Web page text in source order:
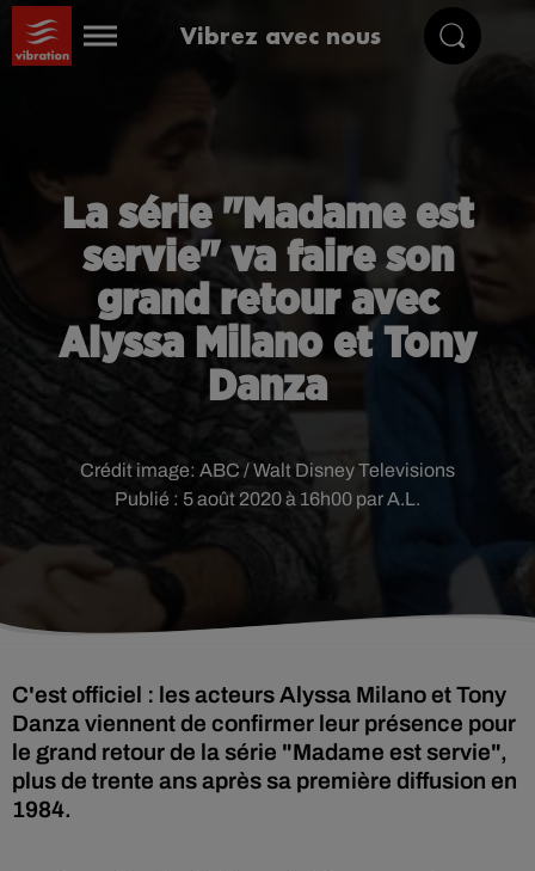
Vibrez avec nous
La série "Madame est
servie" va faire son
grand retour avec
Alyssa Milano et Tony
Danza
Publié : 5 août 2020 à 16h00 par A.L.
Crédit image: ABC / Walt Disney Televisions
C'est officiel : les acteurs Alyssa Milano et Tony
Danza viennent de confirmer leur présence pour
le grand retour de la série "Madame est servie",
plus de trente ans après sa première diffusion en
1984.